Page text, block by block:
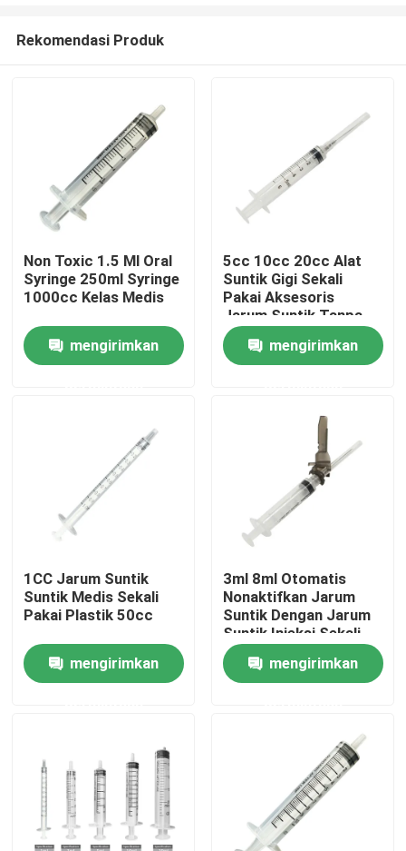
Rumah
Wisata pabrik
Hubungi kami
Quote request suatu
Sumbat Karet Medis
Plunger Jarum Suntik Karet
Rekomendasi Produk
Non Toxic 1.5 Ml Oral
Syringe 250ml Syringe
1000cc Kelas Medis
mengirimkan
5cc 10cc 20cc Alat
Suntik Gigi Sekali
Pakai Aksesoris
Jarum Suntik Tanpa
Jarum
mengirimkan
1CC Jarum Suntik
Suntik Medis Sekali
Pakai Plastik 50cc
mengirimkan
3ml 8ml Otomatis
Nonaktifkan Jarum
Suntik Dengan Jarum
Suntik Injeksi Sekali
Pakai
mengirimkan